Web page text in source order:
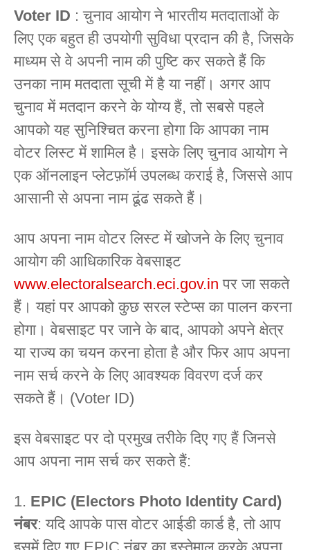
Voter ID : चुनाव आयोग ने भारतीय मतदाताओं के
लिए एक बहुत ही उपयोगी सुविधा प्रदान की है, जिसके
माध्यम से वे अपनी नाम की पुष्टि कर सकते हैं कि
उनका नाम मतदाता सूची में है या नहीं। अगर आप
चुनाव में मतदान करने के योग्य हैं, तो सबसे पहले
आपको यह सुनिश्चित करना होगा कि आपका नाम
वोटर लिस्ट में शामिल है। इसके लिए चुनाव आयोग ने
एक ऑनलाइन प्लेटफ़ॉर्म उपलब्ध कराई है, जिससे आप
आसानी से अपना नाम ढूंढ सकते हैं।
आप अपना नाम वोटर लिस्ट में खोजने के लिए चुनाव
आयोग की आधिकारिक वेबसाइट
www.electoralsearch.eci.gov.in पर जा सकते
हैं। यहां पर आपको कुछ सरल स्टेप्स का पालन करना
होगा। वेबसाइट पर जाने के बाद, आपको अपने क्षेत्र
या राज्य का चयन करना होता है और फिर आप अपना
नाम सर्च करने के लिए आवश्यक विवरण दर्ज कर
सकते हैं। (Voter ID)
इस वेबसाइट पर दो प्रमुख तरीके दिए गए हैं जिनसे
आप अपना नाम सर्च कर सकते हैं:
EPIC (Electors Photo Identity Card)
नंबर: यदि आपके पास वोटर आईडी कार्ड है, तो आप